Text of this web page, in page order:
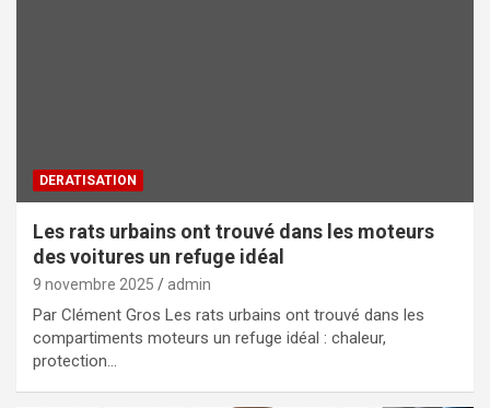
DERATISATION
Les rats urbains ont trouvé dans les moteurs
des voitures un refuge idéal
9 novembre 2025 admin
Par Clément Gros Les rats urbains ont trouvé dans les
compartiments moteurs un refuge idéal : chaleur,
protection…